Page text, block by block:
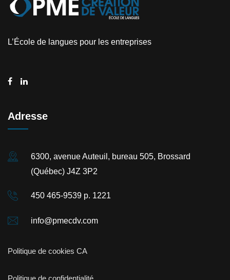
L’École de langues pour les entreprises
Adresse
6300, avenue Auteuil, bureau 505, Brossard
(Québec) J4Z 3P2
450 465-9539 p. 1221
info@pmecdv.com
Politique de cookies CA
Politique de confidentialité